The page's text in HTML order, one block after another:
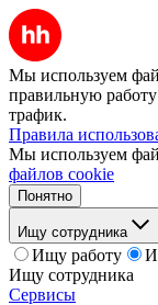
Мы используем
правильную работу
трафик.
Правила
Мы используем
файлов cookie
Понятно
Ищу сотрудника
Ищу работу
Ищу сотрудника
Сервисы